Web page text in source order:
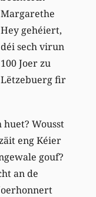
Margarethe
Hey gehéiert,
déi sech virun
100 Joer zu
Lëtzebuerg fir
Wousst
eng Kéier
gouf?
an de